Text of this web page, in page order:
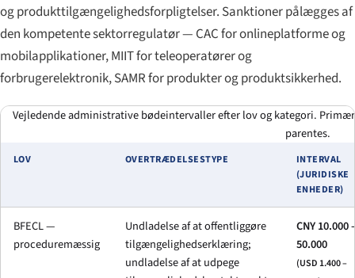
og produkttilgængeligheds­forpligtelser. Sanktioner pålægges af
den kompetente sektorregulatør — CAC for onlineplatforme og
mobilapplikationer, MIIT for teleoperatører og
forbrugerelektronik, SAMR for produkter og produktsikkerhed.
Vejledende administrative bødeintervaller efter lov og kategori.
parentes.
LOV OVERTRÆDELSESTYPE
INTERVAL
(JURIDISKE
ENHEDER)
BFECL —
proceduremæssig
Undladelse af at offentliggøre
tilgængeligheds­erklæring;
undladelse af at udpege
CNY 10.000
50.000
(USD 1.400 –